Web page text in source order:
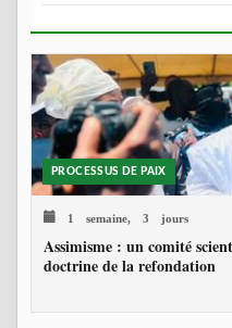
PROCESSUS DE PAIX
1 semaine, 3 jours
Assimisme : un comité
doctrine de la refondation